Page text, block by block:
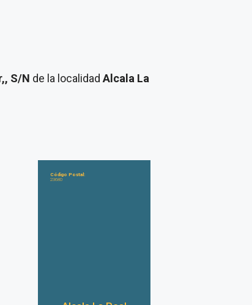
S/N de la localidad Alcala La
Código Postal:
23680